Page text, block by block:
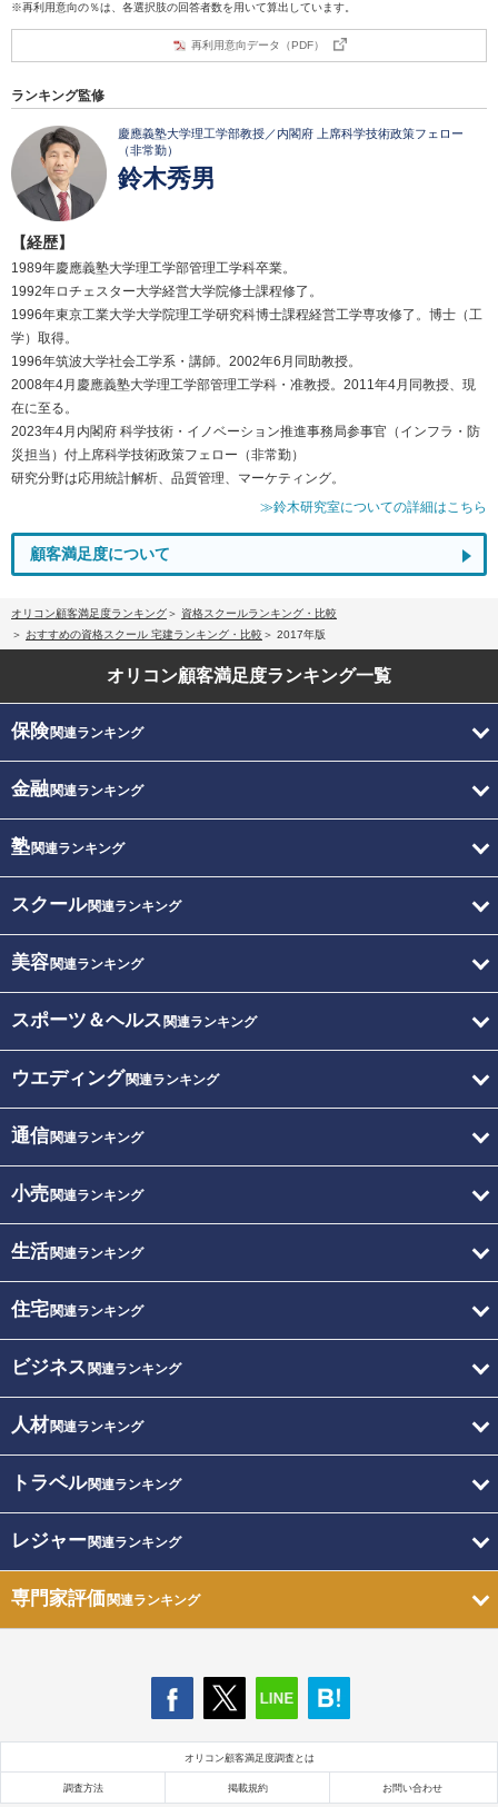
※再利用意向の％は、各選択肢の回答者数を用いて算出しています。
再利用意向データ（PDF）
ランキング監修
慶應義塾大学理工学部教授／内閣府 上席科学技術政策フェロー
（非常勤）
鈴木秀男
【経歴】
1989年慶應義塾大学理工学部管理工学科卒業。
1992年ロチェスター大学経営大学院修士課程修了。
1996年東京工業大学大学院理工学研究科博士課程経営工学専攻修了。博士（工
学）取得。
1996年筑波大学社会工学系・講師。2002年6月同助教授。
2008年4月慶應義塾大学理工学部管理工学科・准教授。2011年4月同教授、現
在に至る。
2023年4月内閣府 科学技術・イノベーション推進事務局参事官（インフラ・防
災担当）付上席科学技術政策フェロー（非常勤）
研究分野は応用統計解析、品質管理、マーケティング。
≫鈴木研究室についての詳細はこちら
顧客満足度について
オリコン顧客満足度ランキング
資格スクールランキング・比較
おすすめの資格スクール 宅建ランキング・比較
2017年版
オリコン顧客満足度ランキング一覧
保険関連ランキング
金融関連ランキング
塾関連ランキング
スクール関連ランキング
美容関連ランキング
スポーツ＆ヘルス 関連ランキング
ウエディング関連ランキング
通信関連ランキング
小売関連ランキング
生活関連ランキング
住宅関連ランキング
ビジネス 関連ランキング
人材関連ランキング
トラベル関連ランキング
レジャー関連ランキング
専門家評価関連ランキング
オリコン顧客満足度調査とは
調査方法 掲載規約 お問い合わせ